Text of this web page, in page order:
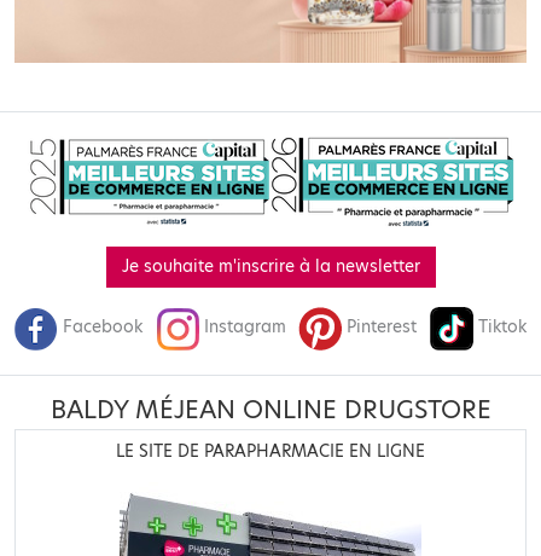
Je souhaite m'inscrire à la newsletter
Facebook Instagram Pinterest Tiktok
BALDY MÉJEAN ONLINE DRUGSTORE
LE SITE DE PARAPHARMACIE EN LIGNE